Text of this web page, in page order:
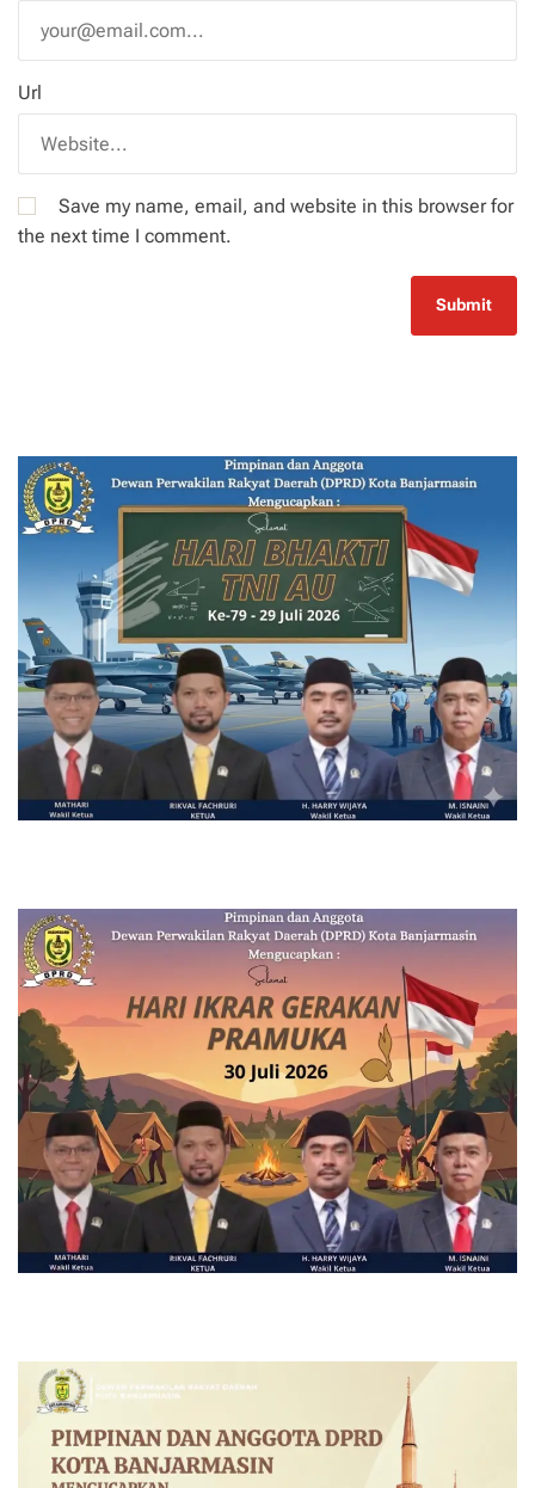
Url
Save my name, email, and website in this browser for
the next time I comment.